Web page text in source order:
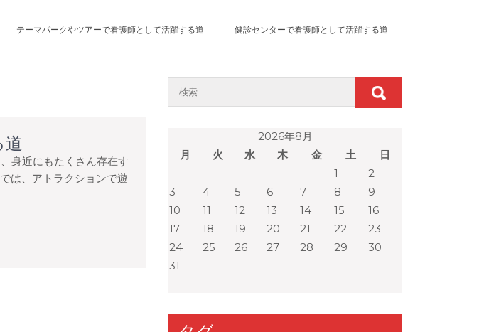
テーマパークやツアーで看護師として活躍する道 健診センターで看護師として活躍する道
道
身近にもたくさん存在す
は、アトラクションで遊
2026年8月
月
火 水 木 金 土
日
1
2
3
4 5 6 7 8
9
10
11 12 13 14 15
16
17
18 19 20 21 22
23
24
25 26 27 28 29
30
31